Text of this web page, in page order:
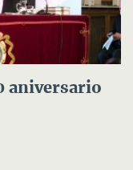
aniversario